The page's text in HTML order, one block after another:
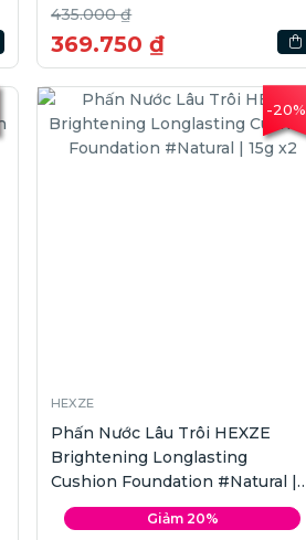
435.000 ₫
369.750 ₫
-20%
HEXZE
Phấn Nước Lâu Trôi HEXZE
Brightening Longlasting
Cushion Foundation #Natural |
15g x2
Giảm 20%